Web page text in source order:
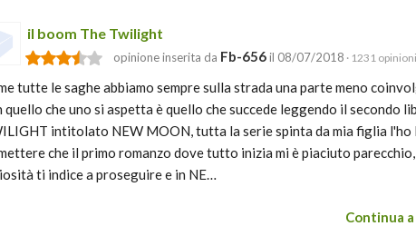
il boom The Twilight
opinione inserita da Fb-656il 08/07/2018 · 1231
tutte le saghe abbiamo sempre sulla strada una parte meno
quello che uno si aspetta è quello che succede leggendo il secondo
intitolato NEW MOON, tutta la serie spinta da mia figlia l'ho
che il primo romanzo dove tutto inizia mi è piaciuto
ti indice a proseguire e in NE…
Continua